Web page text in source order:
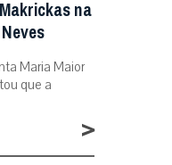
na
Maria Maior
que a
>